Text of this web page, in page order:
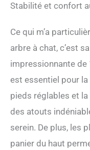
Stabilité et confort
Ce qui m’a
arbre à chat, c’est
impressionnante de
est essentiel pour
pieds réglables et
des atouts
serein. De plus, les
panier du haut